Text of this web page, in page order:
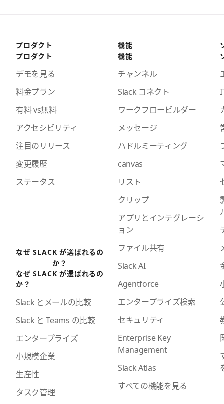
プロダクト
プロダクト
デモを見る
料金プラン
有料 vs無料
アクセシビリティ
注目のリリース
変更履歴
ステータス
なぜ SLACK が選ばれるの
か？
なぜ SLACK が選ばれるの
か？
Slack とメールの比較
Slack と Teams の比較
エンタープライズ
小規模企業
生産性
タスク管理
機能
機能
チャンネル
Slack コネクト
ワークフロービルダー
メッセージ
ハドルミーティング
canvas
リスト
クリップ
アプリとインテグレーシ
ョン
ファイル共有
Slack AI
Agentforce
エンタープライズ検索
セキュリティ
Enterprise Key
Management
Slack Atlas
すべての機能を見る